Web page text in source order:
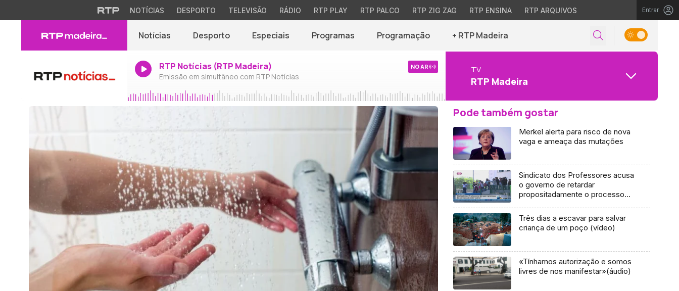
NOTÍCIAS DESPORTO TELEVISÃO RÁDIO RTP PLAY RTP PALCO RTP ZIG ZAG RTP ENSINA RTP ARQUIVOS Entrar
Notícias Desporto Especiais Programas Programação + RTP Madeira
RTP Notícias (RTP Madeira)
Emissão em simultâneo com RTP Notícias
NO AR TV
RTP Madeira
Pode também gostar
Merkel alerta para risco de nova
vaga e ameaça das mutações
Sindicato dos Professores acusa
o governo de retardar
propositadamente o processo
Três dias a escavar para salvar
criança de um poço (vídeo)
«Tínhamos autorização e somos
livres de nos manifestar»(áudio)